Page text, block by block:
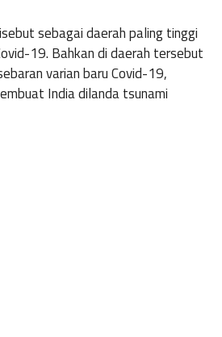
sebagai daerah paling tinggi
19. Bahkan di daerah tersebut
varian baru Covid-19,
India dilanda tsunami